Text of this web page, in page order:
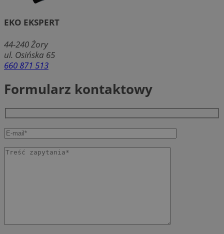
EKO EKSPERT
44-240Żory
ul. Osińska 65
660 871 513
Formularz kontaktowy